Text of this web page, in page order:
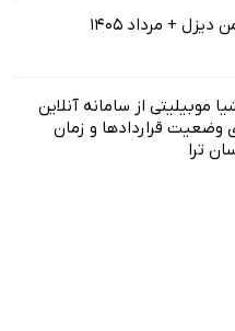
+ مرداد 1405
موبیلیتی از سامانه آنلاین
وضعیت قراردادها و زمان
ترا